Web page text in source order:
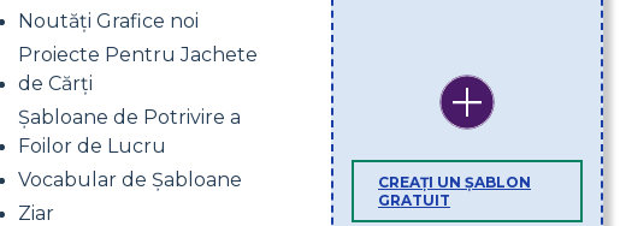
Noutăți Grafice noi
Proiecte Pentru Jachete
de Cărți
Șabloane de Potrivire a
Foilor de Lucru
Vocabular de Șabloane
Ziar
CREAȚI UN ȘABLON
GRATUIT